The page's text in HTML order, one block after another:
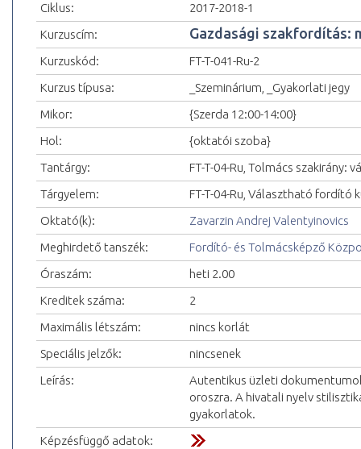
Ciklus:
2017-2018-1
Kurzuscím:
Gazdasági szakfordítás:
Kurzuskód:
FT-T-041-Ru-2
Kurzus típusa:
_Szeminárium, _Gyakorlati jegy
Mikor:
{Szerda 12:00-14:00}
Hol:
{oktatói szoba}
Tantárgy:
FT-T-04-Ru, Tolmács
Tárgyelem:
FT-T-04-Ru, Választható fordító
Oktató(k):
Zavarzin Andrej Valentyinovics
Meghirdető tanszék:
Fordító- és Tolmácsképző
Óraszám:
heti 2.00
Kreditek száma:
2
Maximális létszám:
nincs korlát
Speciális jelzők:
nincsenek
Leírás:
Autentikus üzleti
oroszra. A hivatali nyelv
gyakorlatok.
Képzésfüggő adatok: